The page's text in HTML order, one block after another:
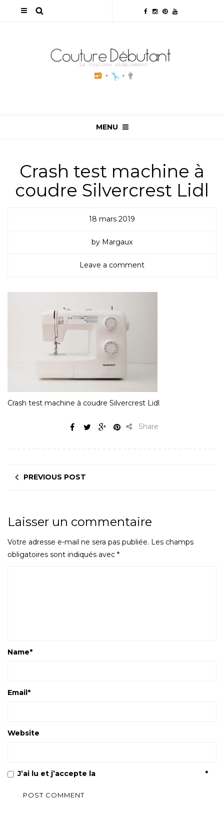
MENU
Crash test machine à
coudre Silvercrest Lidl
18 mars 2019
by Margaux
Leave a comment
Crash test machine à coudre Silvercrest Lidl
Share
PREVIOUS POST
Laisser un commentaire
Votre adresse e-mail ne sera pas publiée. Les champs
obligatoires sont indiqués avec *
Name*
Email*
Website
J’ai lu et j’accepte la *